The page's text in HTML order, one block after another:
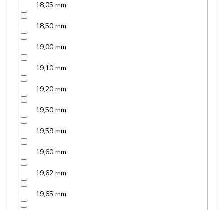
18,05 mm
18,50 mm
19,00 mm
19,10 mm
19,20 mm
19,50 mm
19,59 mm
19,60 mm
19,62 mm
19,65 mm